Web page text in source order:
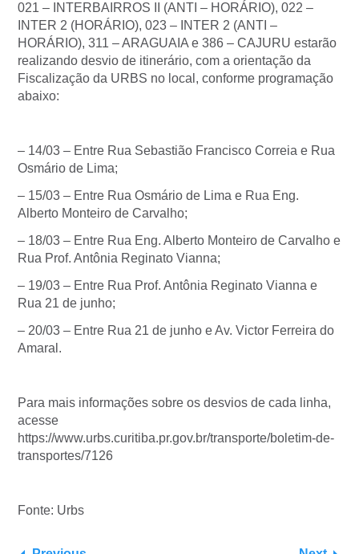
021 – INTERBAIRROS II (ANTI – HORÁRIO), 022 –
INTER 2 (HORÁRIO), 023 – INTER 2 (ANTI –
HORÁRIO), 311 – ARAGUAIA e 386 – CAJURU estarão
realizando desvio de itinerário, com a orientação da
Fiscalização da URBS no local, conforme programação
abaixo:
– 14/03 – Entre Rua Sebastião Francisco Correia e Rua
Osmário de Lima;
– 15/03 – Entre Rua Osmário de Lima e Rua Eng.
Alberto Monteiro de Carvalho;
– 18/03 – Entre Rua Eng. Alberto Monteiro de Carvalho e
Rua Prof. Antônia Reginato Vianna;
– 19/03 – Entre Rua Prof. Antônia Reginato Vianna e
Rua 21 de junho;
– 20/03 – Entre Rua 21 de junho e Av. Victor Ferreira do
Amaral.
Para mais informações sobre os desvios de cada linha,
acesse
https://www.urbs.curitiba.pr.gov.br/transporte/boletim-de-
transportes/7126
Fonte: Urbs